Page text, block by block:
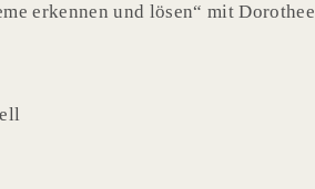
erkennen und lösen“ mit